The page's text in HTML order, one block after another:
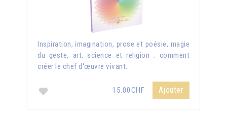
Inspiration, imagination, prose et poésie, magie
du geste, art, science et religion : comment
créer le chef d'œuvre vivant.
15.00CHF Ajouter